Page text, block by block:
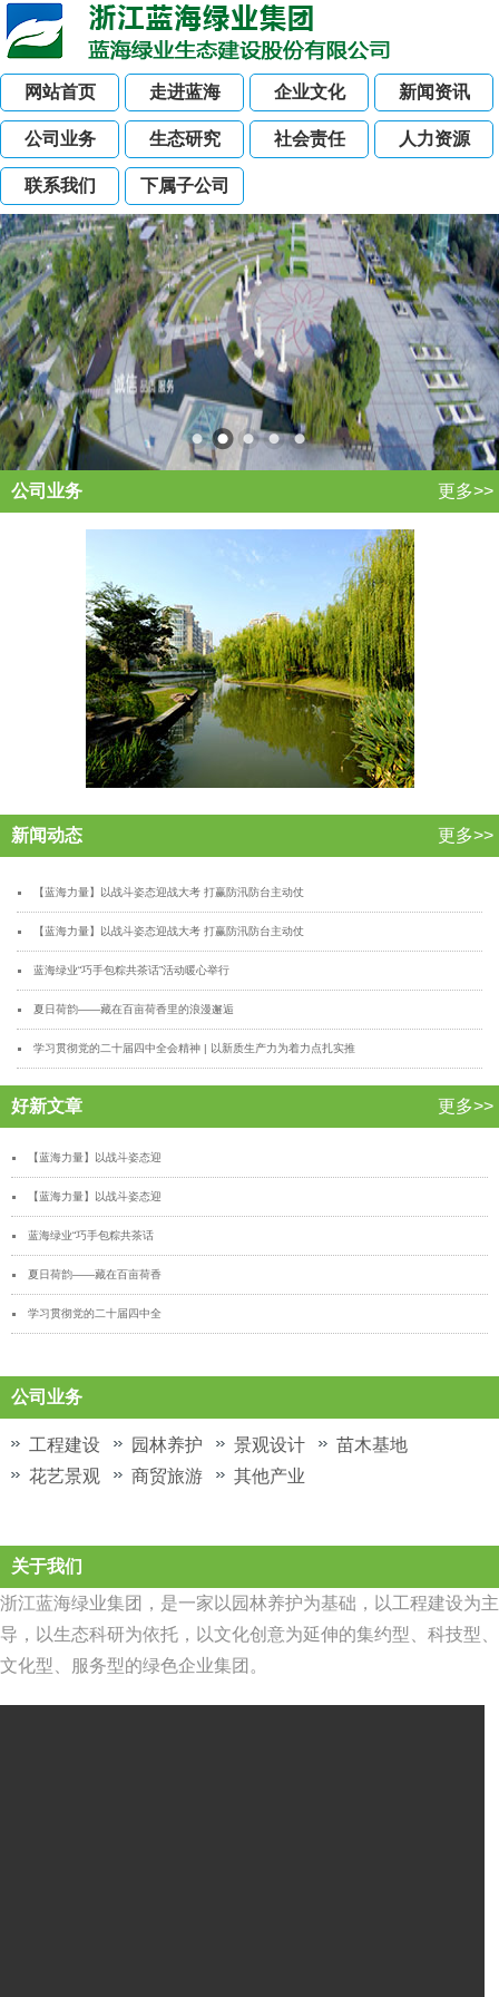
网站首页 走进蓝海 企业文化 新闻资讯
公司业务 生态研究 社会责任 人力资源
联系我们 下属子公司
公司业务 更多>>
新闻动态 更多>>
【蓝海力量】以战斗姿态迎战大考 打赢防汛防台主动仗
【蓝海力量】以战斗姿态迎战大考 打赢防汛防台主动仗
蓝海绿业“巧手包粽共茶话”活动暖心举行
夏日荷韵——藏在百亩荷香里的浪漫邂逅
学习贯彻党的二十届四中全会精神 | 以新质生产力为着力点扎实推
好新文章 更多>>
【蓝海力量】以战斗姿态迎
【蓝海力量】以战斗姿态迎
蓝海绿业“巧手包粽共茶话
夏日荷韵——藏在百亩荷香
学习贯彻党的二十届四中全
公司业务
工程建设 园林养护 景观设计
苗木基地
花艺景观
商贸旅游 其他产业
关于我们
浙江蓝海绿业集团，是一家以园林养护为基础，以工程建设为主
导，以生态科研为依托，以文化创意为延伸的集约型、科技型、
文化型、服务型的绿色企业集团。